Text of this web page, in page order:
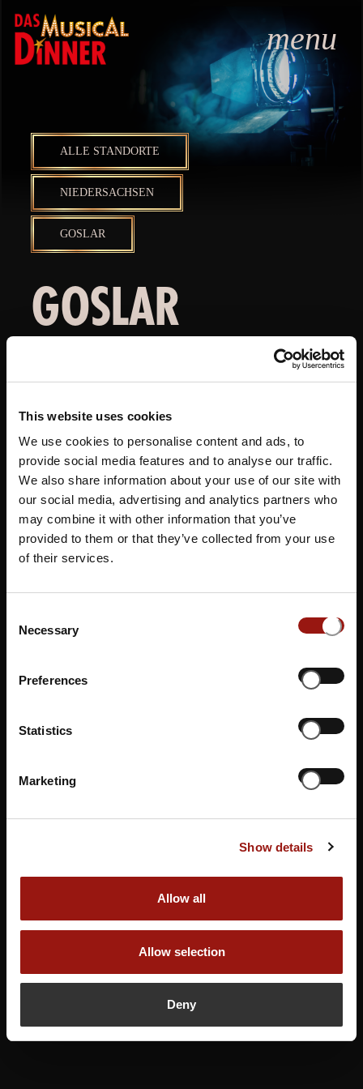
This website uses cookies
We use cookies to personalise content and ads, to
provide social media features and to analyse our traffic.
We also share information about your use of our site with
our social media, advertising and analytics partners who
may combine it with other information that you’ve
provided to them or that they’ve collected from your use
of their services.
Selection
Necessary
Preferences
Statistics
Marketing
Show details
Allow all
Allow selection
Deny
menu
ALLE STANDORTE
NIEDERSACHSEN
GOSLAR
GOSLAR
Goslar, eine Stadt mit historischer Bedeutung im Harz,
beeindruckt mit ihrer reichen Kultur und ihrer malerischen
den Gästen eine einzigartige Verbindung von erlesenen
kulinarischen Köstlichkeiten und bezaubernder Live-
Musik. Während die Gäste ein delikates Menü genießen,
werden sie von begabten Künstlern mit unvergesslichen
Musicaldarbietungen aus verschiedenen Musicals
verzaubert. Diese besondere Erfahrung schafft eine
kulinarische Freude mit musikalischer Unterhaltung
Gastronom*innen indem Sie einen Gutschein erwerben.